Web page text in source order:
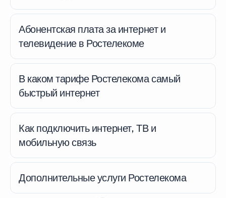
Абонентская плата за интернет и
телевидение в Ростелекоме
В каком тарифе Ростелекома самый
быстрый интернет
Как подключить интернет, ТВ и
мобильную связь
Дополнительные услуги Ростелекома